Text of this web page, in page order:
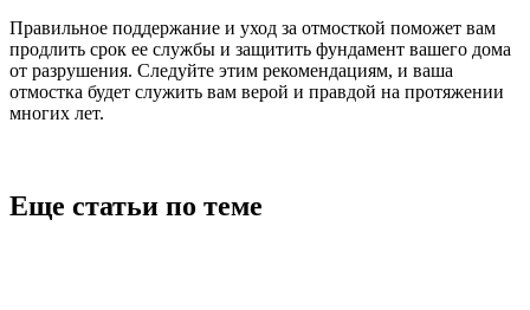
Правильное поддержание и уход за отмосткой поможет вам
продлить срок ее службы и защитить фундамент вашего дома
от разрушения. Следуйте этим рекомендациям, и ваша
отмостка будет служить вам верой и правдой на протяжении
многих лет.
Еще статьи по теме